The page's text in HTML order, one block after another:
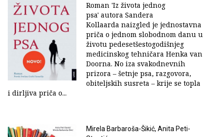
Roman 'Iz života jednog
psa' autora Sandera
Kollaarda naizgled je jednostavna
priča o jednom slobodnom danu u
životu pedesetšestogodišnjeg
medicinskog tehničara Henka van
Doorna. No iza svakodnevnih
prizora – šetnje psa, razgovora,
obiteljskih susreta – krije se topla
i dirljiva priča o...
Mirela Barbaroša-Šikić, Anita Peti-